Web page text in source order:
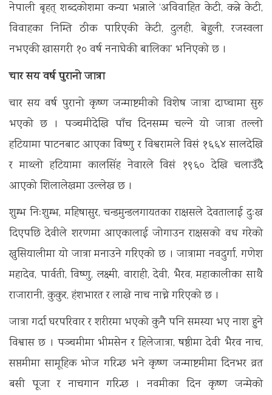
नेपाली बृहत् शब्दकोशमा कन्या भन्नाले ‘अविवाहित केटी, कन्ने केटी,
विवाहका निम्ति ठीक पारिएकी केटी, दुलही, बेहुली, रजस्वला
नभएकी खासगरी १० वर्ष ननाघेकी बालिका’ भनिएको छ ।
चार सय वर्ष पुरानो जात्रा
चार सय वर्ष पुरानो कृष्ण जन्माष्टमीको विशेष जात्रा दाप्चामा सुरु
भएको छ । पञ्चमीदेखि पाँच दिनसम्म चल्ने यो जात्रा तल्लो
हटियामा पाटनबाट आएका विष्णु र विश्वरामले विसं १६६४ सालदेखि
र माथ्लो हटियामा कालसिंह नेवारले विसं १९६० देखि चलाउँदै
आएको शिलालेखमा उल्लेख छ ।
शुम्भ निःशुम्भ, महिषासुर, चन्डमुन्डलगायतका राक्षसले देवतालाई दुःख
दिएपछि देवीले शरणमा आएकालाई जोगाउन राक्षसको वध गरेको
खुसियालीमा यो जात्रा मनाउने गरिएको छ । जात्रामा नवदुर्गा, गणेश
महादेव, पार्वती, विष्णु, लक्ष्मी, वाराही, देवी, भैरव, महाकालीका साथै
राजारानी, कुकुर, हंशभारत र लाखे नाच नाच्ने गरिएको छ ।
जात्रा गर्दा घरपरिवार र शरीरमा भएको कुनै पनि समस्या भए नाश हुने
विश्वास छ । पञ्चमीमा भीमसेन र हिलेजात्रा, षष्ठीमा देवी भैरव नाच,
सप्तमीमा सामूहिक भोज गरिन्छ भने कृष्ण जन्माष्टमीमा दिनभर व्रत
बसी पूजा र नाचगान गरिन्छ । नवमीका दिन कृष्ण जन्मेको